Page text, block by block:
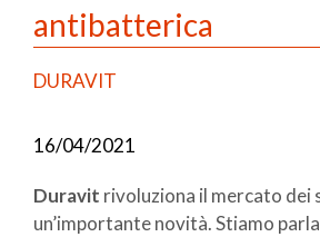
antibatterica
DURAVIT
16/04/2021
Duravit rivoluziona il mercato dei
un’importante novità. Stiamo